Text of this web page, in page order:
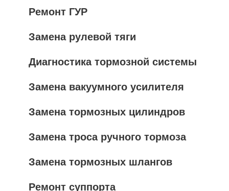
Ремонт ГУР
Замена рулевой тяги
Диагностика тормозной системы
Замена вакуумного усилителя
Замена тормозных цилиндров
Замена троса ручного тормоза
Замена тормозных шлангов
Ремонт суппорта